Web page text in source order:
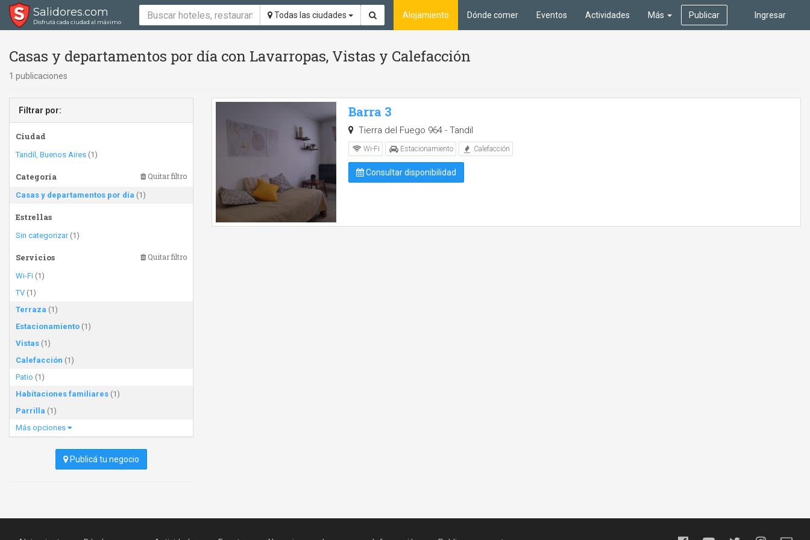
Salidores.com
Disfrutá cada ciudad al máximo
Todas las ciudades Ingresar
Alojamiento Dónde comer Eventos Actividades Más Publicar
Casas y departamentos por día con Lavarropas, Vistas y Calefacción
1 publicaciones
Filtrar por:
Ciudad
Tandil, Buenos Aires (1)
Categoría Quitar filtro
Casas y departamentos por día (1)
Estrellas
Sin categorizar(1)
Servicios Quitar filtro
Wi-Fi (1)
TV (1)
Terraza (1)
Estacionamiento (1)
Vistas (1)
Calefacción (1)
Patio (1)
Habitaciones familiares (1)
Parrilla (1)
Más opciones
Publicá tu negocio
Barra 3
Tierra del Fuego 964 - Tandil
Wi-Fi Estacionamiento Calefacción
Consultar disponibilidad